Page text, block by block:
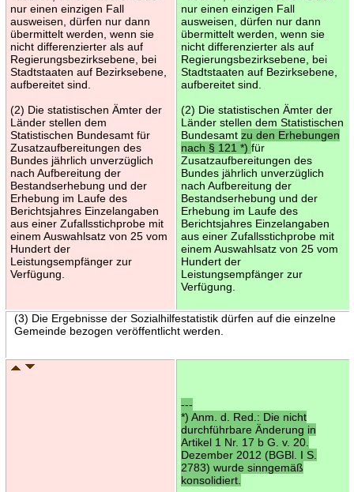
nur einen einzigen Fall
ausweisen, dürfen nur dann
übermittelt werden, wenn sie
nicht differenzierter als auf
Regierungsbezirksebene, bei
Stadtstaaten auf Bezirksebene,
aufbereitet sind.
(2) Die statistischen Ämter der
Länder stellen dem
Statistischen Bundesamt für
Zusatzaufbereitungen des
Bundes jährlich unverzüglich
nach Aufbereitung der
Bestandserhebung und der
Erhebung im Laufe des
Berichtsjahres Einzelangaben
aus einer Zufallsstichprobe mit
einem Auswahlsatz von 25 vom
Hundert der
Leistungsempfänger zur
Verfügung.
nur einen einzigen Fall
ausweisen, dürfen nur dann
übermittelt werden, wenn sie
nicht differenzierter als auf
Regierungsbezirksebene, bei
Stadtstaaten auf Bezirksebene,
aufbereitet sind.
(2) Die statistischen Ämter der
Länder stellen dem Statistischen
Bundesamt zu den Erhebungen
nach § 121 *) für
Zusatzaufbereitungen des
Bundes jährlich unverzüglich
nach Aufbereitung der
Bestandserhebung und der
Erhebung im Laufe des
Berichtsjahres Einzelangaben
aus einer Zufallsstichprobe mit
einem Auswahlsatz von 25 vom
Hundert der
Leistungsempfänger zur
Verfügung.
(3) Die Ergebnisse der Sozialhilfestatistik dürfen auf die einzelne
Gemeinde bezogen veröffentlicht werden.
---
*) Anm. d. Red.: Die nicht
durchführbare Änderung in
Artikel 1 Nr. 17 b G. v. 20.
Dezember 2012 (BGBl. I S.
2783) wurde sinngemäß
konsolidiert.